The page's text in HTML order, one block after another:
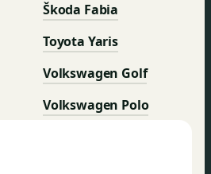
Škoda Fabia
Toyota Yaris
Volkswagen Golf
Volkswagen Polo